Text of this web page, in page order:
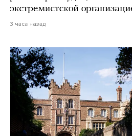
экстремистской
3 часа назад